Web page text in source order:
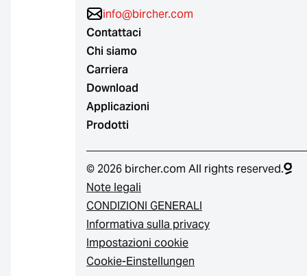
info@bircher.com
Contattaci
Chi siamo
Carriera
Download
Applicazioni
Prodotti
© 2026 bircher.com All rights reserved.
Note legali
CONDIZIONI GENERALI
Informativa sulla privacy
Impostazioni cookie
Cookie-Einstellungen